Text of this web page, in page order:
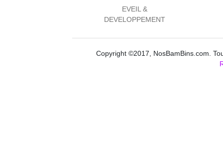
EVEIL &
DEVELOPPEMENT
Copyright ©2017, NosBamBins.com.